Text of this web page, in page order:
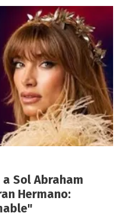
Sol Abraham
Hermano: